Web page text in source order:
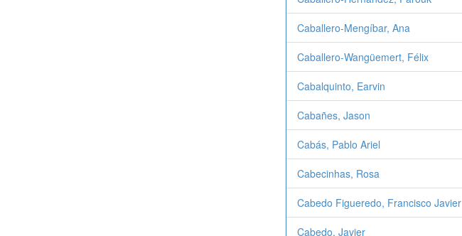
Caballero-Mengíbar, Ana
Caballero-Wangüemert, Félix
Cabalquinto, Earvin
Cabañes, Jason
Cabás, Pablo Ariel
Cabecinhas, Rosa
Cabedo Figueredo, Francisco Javier
Cabedo, Javier